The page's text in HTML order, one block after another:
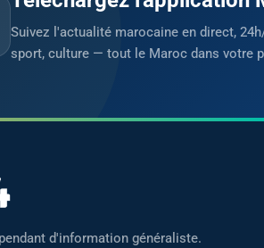
Suivez l'actualité marocaine en direct,
sport, culture — tout le Maroc dans votre
d'information généraliste.